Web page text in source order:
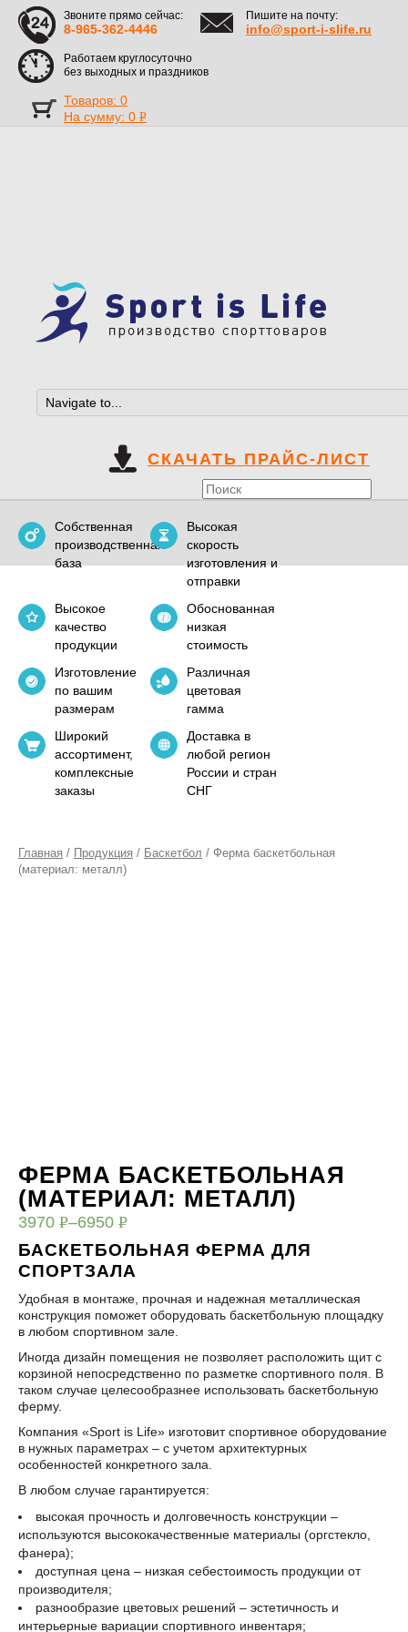
Звоните прямо сейчас:
8-965-362-4446
Пишите на почту:
info@sport-i-slife.ru
Работаем круглосуточно
без выходных и праздников
Товаров: 0
На сумму: 0 Р
СКАЧАТЬ ПРАЙС-ЛИСТ
Собственная
производственная
база
Высокая
скорость
изготовления и
отправки
Высокое
качество
продукции
Обоснованная
низкая
стоимость
Изготовление
по вашим
размерам
Различная
цветовая
гамма
Широкий
ассортимент,
комплексные
заказы
Доставка в
любой регион
России и стран
СНГ
Главная / Продукция / Баскетбол / Ферма баскетбольная
(материал: металл)
ФЕРМА БАСКЕТБОЛЬНАЯ
(МАТЕРИАЛ: МЕТАЛЛ)
3970 Р
УБ.
–6950 Р
УБ.
БАСКЕТБОЛЬНАЯ ФЕРМА ДЛЯ
СПОРТЗАЛА
Удобная в монтаже, прочная и надежная металлическая
конструкция поможет оборудовать баскетбольную площадку
в любом спортивном зале.
Иногда дизайн помещения не позволяет расположить щит с
корзиной непосредственно по разметке спортивного поля. В
таком случае целесообразнее использовать баскетбольную
ферму.
Компания «Sport is Life» изготовит спортивное оборудование
в нужных параметрах – с учетом архитектурных
особенностей конкретного зала.
В любом случае гарантируется:
высокая прочность и долговечность конструкции –
используются высококачественные материалы (оргстекло,
фанера);
доступная цена – низкая себестоимость продукции от
производителя;
разнообразие цветовых решений – эстетичность и
интерьерные вариации спортивного инвентаря;